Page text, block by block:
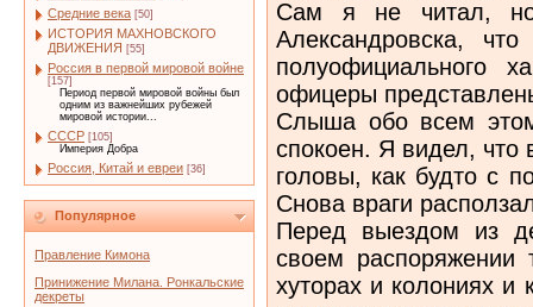
Средние века [50]
ИСТОРИЯ МАХНОВСКОГО
ДВИЖЕНИЯ [55]
Россия в первой мировой войне
[157]
Период первой мировой войны был
одним из важнейших рубежей
мировой истории...
СССР [105]
Империя Добра
Россия, Китай и евреи [36]
Популярное
Правление Кимона
Принижение Милана. Ронкальские
декреты
Сам я не читал,
Александровска,
полуофициального
офицеры
Слыша обо всем
спокоен. Я видел, что
головы, как будто с
Снова враги
Перед выездом из
своем
хуторах и колониях и